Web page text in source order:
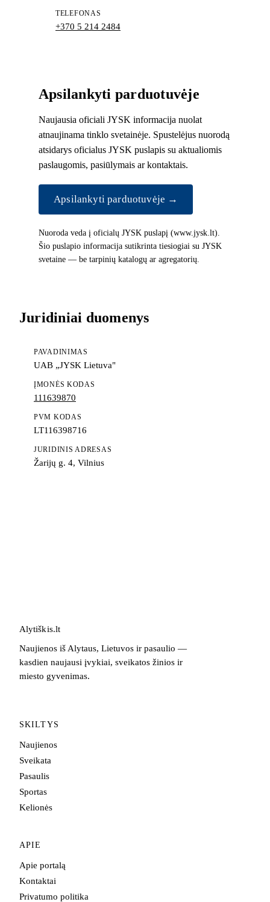
TELEFONAS
+370 5 214 2484
Apsilankyti parduotuvėje
Naujausia oficiali JYSK informacija nuolat
atnaujinama tinklo svetainėje. Spustelėjus nuorodą
atsidarys oficialus JYSK puslapis su aktualiomis
paslaugomis, pasiūlymais ar kontaktais.
Apsilankyti parduotuvėje →
Nuoroda veda į oficialų JYSK puslapį (www.jysk.lt).
Šio puslapio informacija sutikrinta tiesiogiai su JYSK
svetaine — be tarpinių katalogų ar agregatorių.
Juridiniai duomenys
PAVADINIMAS
UAB „JYSK Lietuva"
ĮMONĖS KODAS
111639870
PVM KODAS
LT116398716
JURIDINIS ADRESAS
Žarijų g. 4, Vilnius
Alytiškis.lt
Naujienos iš Alytaus, Lietuvos ir pasaulio —
kasdien naujausi įvykiai, sveikatos žinios ir
miesto gyvenimas.
SKILTYS
Naujienos
Sveikata
Pasaulis
Sportas
Kelionės
APIE
Apie portalą
Kontaktai
Privatumo politika